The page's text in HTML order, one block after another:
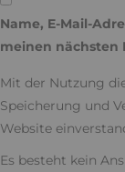
Name, E-Mail-
meinen nächsten
Mit der Nutzung
Speicherung und
Website
Es besteht kein